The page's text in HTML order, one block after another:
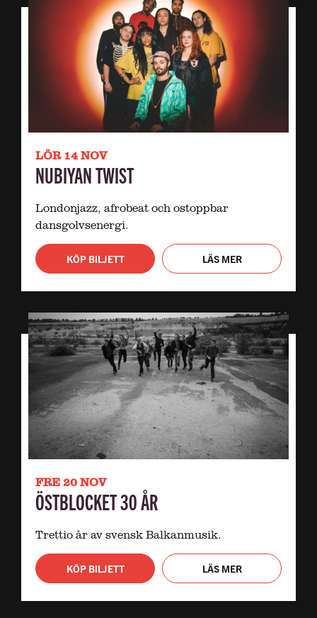
LÖR 14 NOV
NUBIYAN TWIST
Londonjazz, afrobeat och ostoppbar
dansgolvsenergi.
KÖP BILJETT LÄS MER
FRE 20 NOV
ÖSTBLOCKET 30 ÅR
Trettio år av svensk Balkanmusik.
KÖP BILJETT LÄS MER